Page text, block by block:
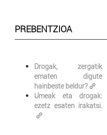
PREBENTZIOA
Drogak, zergatik
ematen digute
hainbeste beldur?
Umeak eta drogak:
ezetz esaten irakatsi.